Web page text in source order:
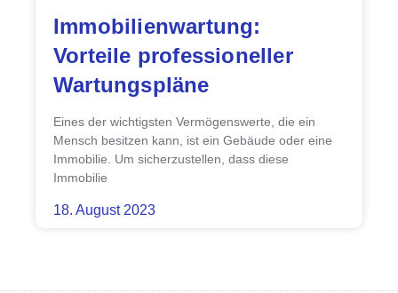
Immobilienwartung:
Vorteile professioneller
Wartungspläne
Eines der wichtigsten Vermögenswerte, die ein
Mensch besitzen kann, ist ein Gebäude oder eine
Immobilie. Um sicherzustellen, dass diese
Immobilie
18. August 2023